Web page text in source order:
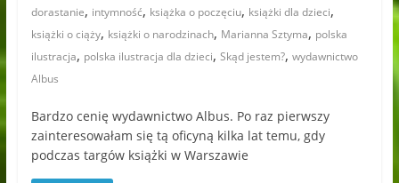
dorastanie, intymność, książka o poczęciu, książki dla dzieci,
książki o ciąży, książki o narodzinach, Marianna Sztyma, polska
ilustracja, polska ilustracja dla dzieci, Skąd jestem?, wydawnictwo
Albus
Bardzo cenię wydawnictwo Albus. Po raz pierwszy
zainteresowałam się tą oficyną kilka lat temu, gdy
podczas targów książki w Warszawie